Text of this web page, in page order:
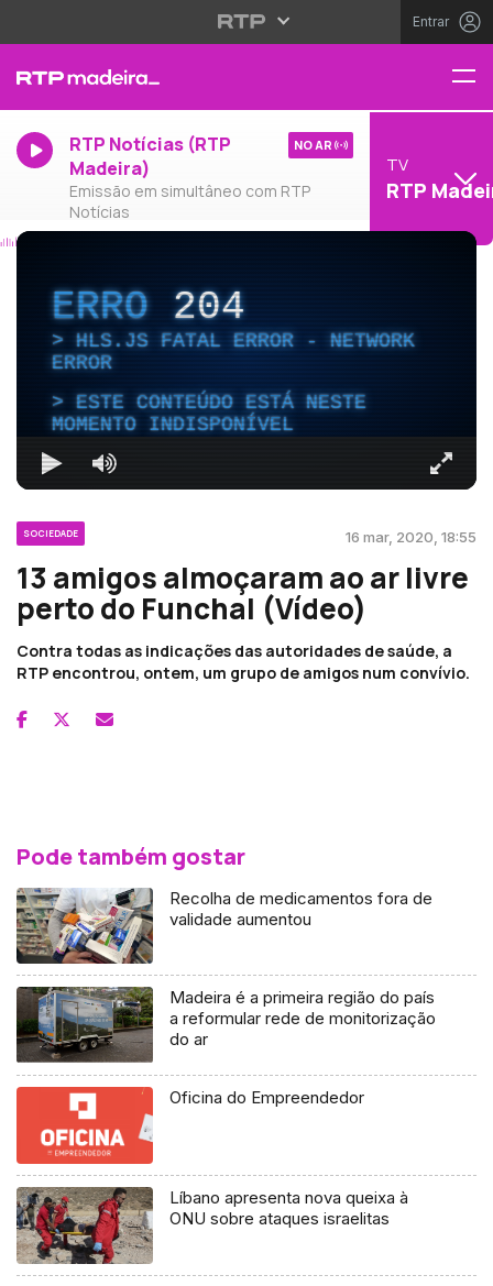
Entrar
RTP Notícias (RTP
Madeira)
Emissão em simultâneo com RTP
Notícias
NO AR
TV
RTP
ERRO204
HLS.JS FATAL ERROR - NETWORK
ERROR
ESTE CONTEÚDO ESTÁ NESTE
MOMENTO INDISPONÍVEL
SOCIEDADE 16 mar, 2020, 18:55
13 amigos almoçaram ao ar livre
perto do Funchal (Vídeo)
Contra todas as indicações das autoridades de saúde, a
RTP encontrou, ontem, um grupo de amigos num convívio.
Pode também gostar
Recolha de medicamentos fora de
validade aumentou
Madeira é a primeira região do país
a reformular rede de monitorização
do ar
Oficina do Empreendedor
Líbano apresenta nova queixa à
ONU sobre ataques israelitas